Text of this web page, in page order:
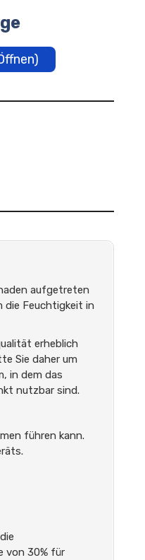
aufgetreten
die Feuchtigkeit in
erheblich
Sie daher um
in dem das
nutzbar sind.
führen kann.
von 30% für